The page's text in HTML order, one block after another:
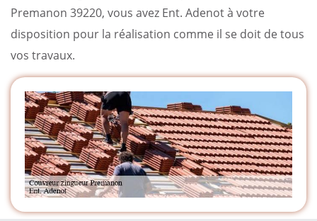
Premanon 39220, vous avez Ent. Adenot à votre
disposition pour la réalisation comme il se doit de tous
vos travaux.